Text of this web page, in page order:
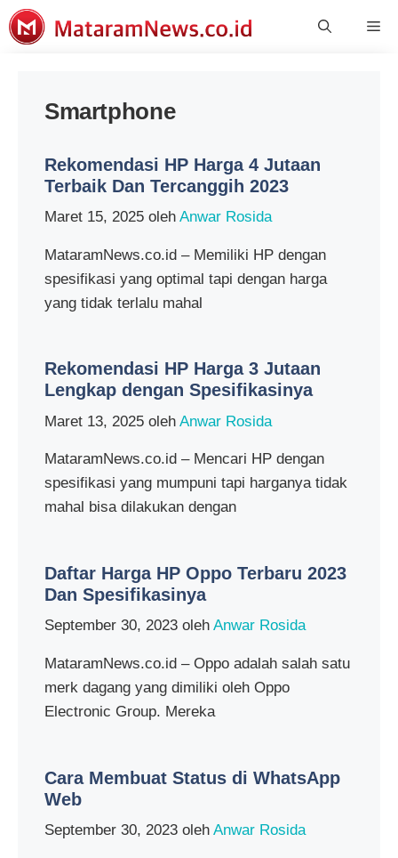
Langsung
ke
Smartphone
Rekomendasi HP Harga 4 Jutaan
Terbaik Dan Tercanggih 2023
Maret 15, 2025 oleh Anwar Rosida
MataramNews.co.id – Memiliki HP dengan
spesifikasi yang optimal tapi dengan harga
yang tidak terlalu mahal
Rekomendasi HP Harga 3 Jutaan
Lengkap dengan Spesifikasinya
Maret 13, 2025 oleh Anwar Rosida
MataramNews.co.id – Mencari HP dengan
spesifikasi yang mumpuni tapi harganya tidak
mahal bisa dilakukan dengan
Daftar Harga HP Oppo Terbaru 2023
Dan Spesifikasinya
September 30, 2023 oleh Anwar Rosida
MataramNews.co.id – Oppo adalah salah satu
merk dagang yang dimiliki oleh Oppo
Electronic Group. Mereka
Cara Membuat Status di WhatsApp
Web
September 30, 2023 oleh Anwar Rosida